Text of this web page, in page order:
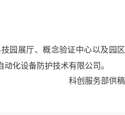
园展厅、概念验证中心以及园区
动化设备防护技术有限公司 。
科创服务部供稿